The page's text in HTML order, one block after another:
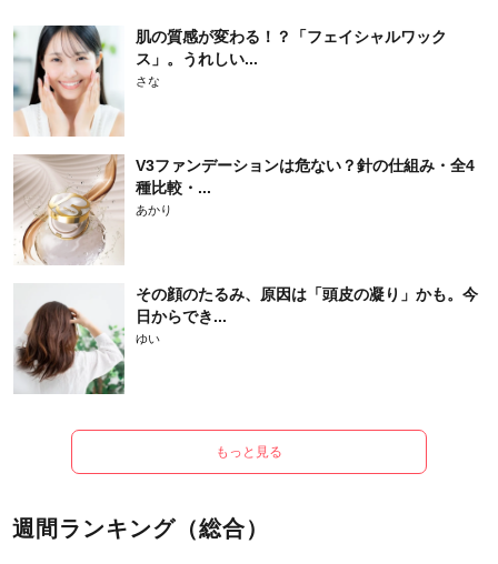
肌の質感が変わる！？「フェイシャルワック
ス」。うれしい...
さな
V3ファンデーションは危ない？針の仕組み・全4
種比較・...
あかり
その顔のたるみ、原因は「頭皮の凝り」かも。今
日からでき...
ゆい
もっと見る
週間ランキング（総合）